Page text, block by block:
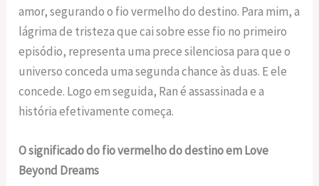
amor, segurando o fio vermelho do destino. Para mim, a
lágrima de tristeza que cai sobre esse fio no primeiro
episódio, representa uma prece silenciosa para que o
universo conceda uma segunda chance às duas. E ele
concede. Logo em seguida, Ran é assassinada e a
história efetivamente começa.
O significado do fio vermelho do destino em Love
Beyond Dreams